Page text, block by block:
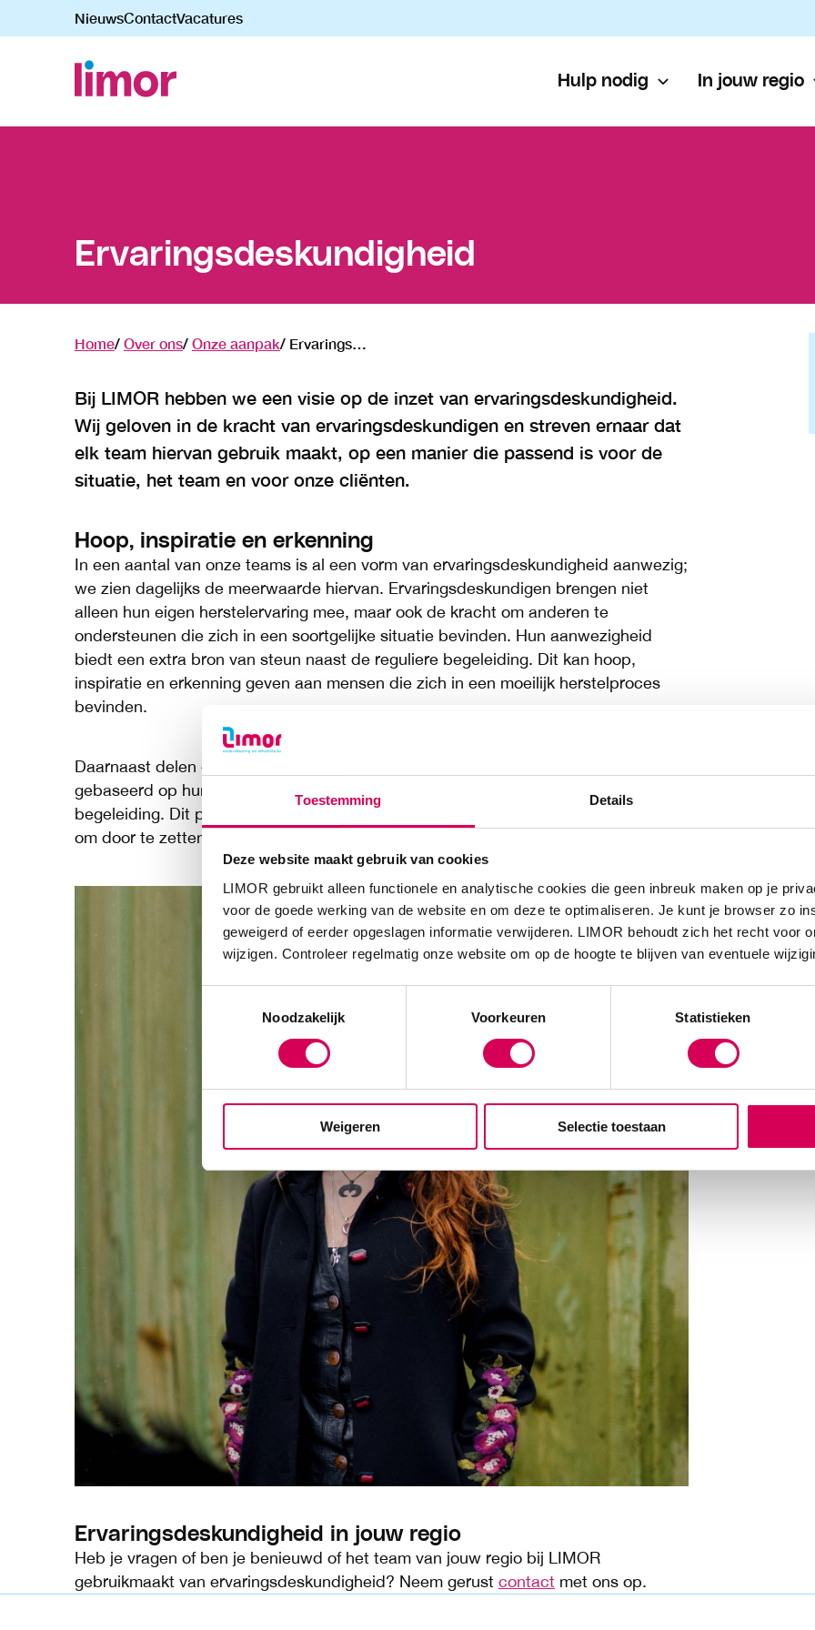
Toestemming Details
Deze website maakt gebruik van cookies
LIMOR gebruikt alleen functionele en analytische cookies die geen inbreuk maken op je
voor de goede werking van de website en om deze te optimaliseren. Je kunt je browser zo
geweigerd of eerder opgeslagen informatie verwijderen. LIMOR behoudt zich het recht voor
wijzigen. Controleer regelmatig onze website om op de hoogte te blijven van eventuele
Noodzakelijk
Voorkeuren Statistieken
Weigeren Selectie toestaan
Navigatie
overslaan
NieuwsContactVacatures
Hulp nodig In jouw regio
Ervaringsdeskundigheid
Home Over ons Onze aanpak Ervaringsdeskundigheid
Bij LIMOR hebben we een visie op de inzet van ervaringsdeskundigheid.
Wij geloven in de kracht van ervaringsdeskundigen en streven ernaar dat
elk team hiervan gebruik maakt, op een manier die passend is voor de
situatie, het team en voor onze cliënten.
Hoop, inspiratie en erkenning
In een aantal van onze teams is al een vorm van ervaringsdeskundigheid aanwezig;
we zien dagelijks de meerwaarde hiervan. Ervaringsdeskundigen brengen niet
alleen hun eigen herstelervaring mee, maar ook de kracht om anderen te
ondersteunen die zich in een soortgelijke situatie bevinden. Hun aanwezigheid
biedt een extra bron van steun naast de reguliere begeleiding. Dit kan hoop,
inspiratie en erkenning geven aan mensen die zich in een moeilijk herstelproces
bevinden.
Daarnaast delen ervaringsdeskundigen waardevolle, praktische tips en adviezen,
gebaseerd op hun eigen herstelproces, wat een aanvulling kan zijn op de
begeleiding. Dit persoonlijke perspectief kan net dat extra steuntje in de rug zijn
om door te zetten op het pad naar herstel.
Ervaringsdeskundigheid in jouw regio
Heb je vragen of ben je benieuwd of het team van jouw regio bij LIMOR
gebruikmaakt van ervaringsdeskundigheid? Neem gerust contact met ons op.